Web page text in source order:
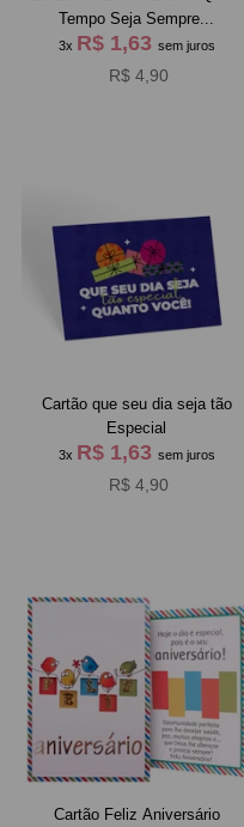
Tempo Seja Sempre...
3x R$ 1,63 sem juros
R$ 4,90
Cartão que seu dia seja tão
Especial
3x R$ 1,63 sem juros
R$ 4,90
Cartão Feliz Aniversário